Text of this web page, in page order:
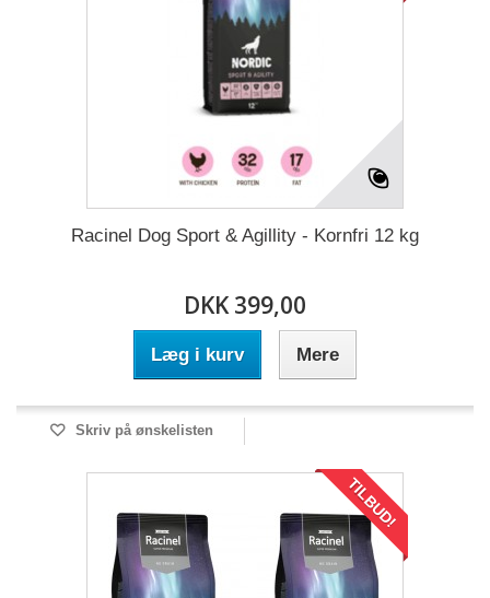
Racinel Dog Sport & Agillity - Kornfri 12 kg
DKK 399,00
Læg i kurv Mere
Skriv på ønskelisten
TILBUD!